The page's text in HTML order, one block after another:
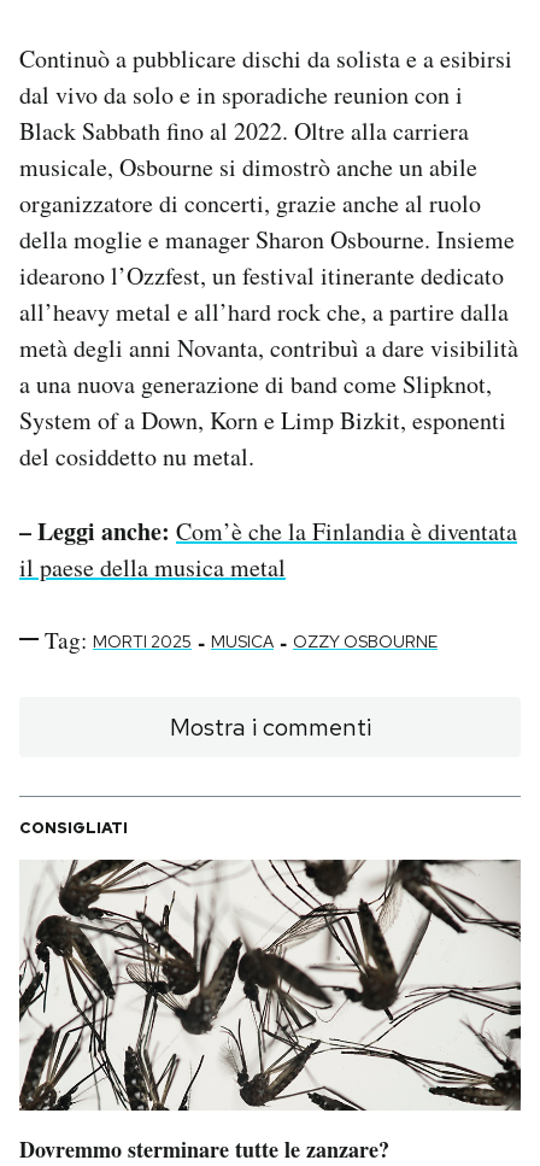
Continuò a pubblicare dischi da solista e a esibirsi
dal vivo da solo e in sporadiche reunion con i
Black Sabbath fino al 2022. Oltre alla carriera
musicale, Osbourne si dimostrò anche un abile
organizzatore di concerti, grazie anche al ruolo
della moglie e manager Sharon Osbourne. Insieme
idearono l’Ozzfest, un festival itinerante dedicato
all’heavy metal e all’hard rock che, a partire dalla
metà degli anni Novanta, contribuì a dare visibilità
a una nuova generazione di band come Slipknot,
System of a Down, Korn e Limp Bizkit, esponenti
del cosiddetto nu metal.
– Leggi anche: Com’è che la Finlandia è diventata
il paese della musica metal
Tag: MORTI 2025 - MUSICA - OZZY OSBOURNE
Mostra i commenti
CONSIGLIATI
Dovremmo sterminare tutte le zanzare?